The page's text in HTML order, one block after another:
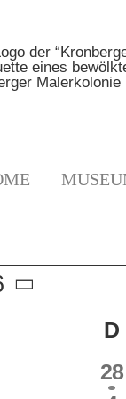
D
2
28